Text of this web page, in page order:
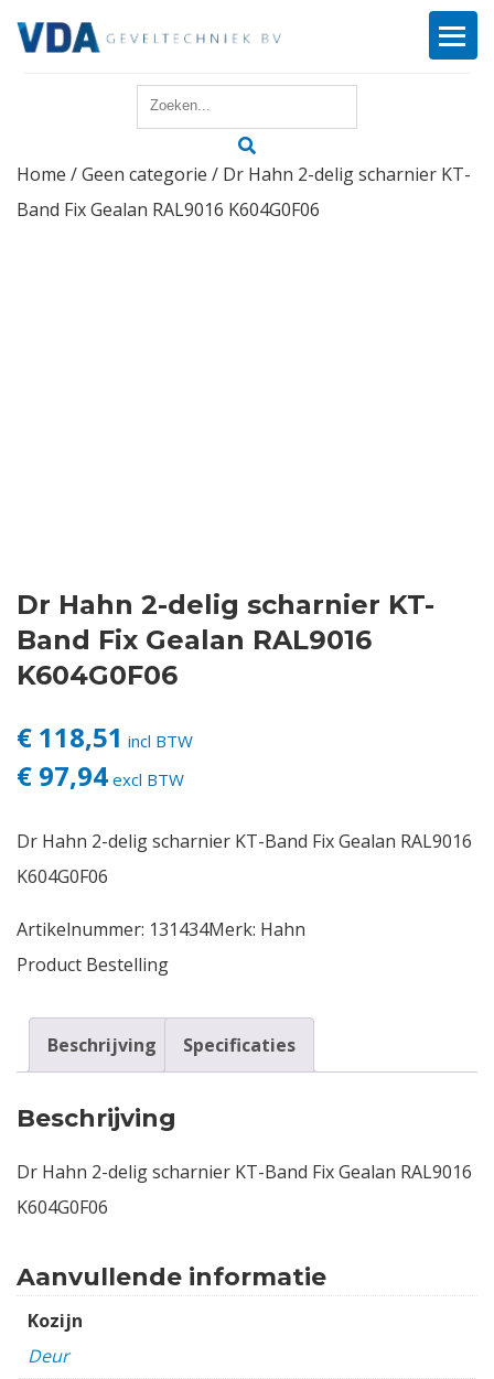
Reparatie
Login
Vacatures
Home /Geen categorie / Dr Hahn 2-delig scharnier KT-
Band Fix Gealan RAL9016 K604G0F06
Dr Hahn 2-delig scharnier KT-
Band Fix Gealan RAL9016
K604G0F06
€ 118,51 incl BTW
€ 97,94 excl BTW
Dr Hahn 2-delig scharnier KT-Band Fix Gealan RAL9016
K604G0F06
Artikelnummer: 131434Merk: Hahn
Product Bestelling
Beschrijving Specificaties
Beschrijving
Dr Hahn 2-delig scharnier KT-Band Fix Gealan RAL9016
K604G0F06
Aanvullende informatie
Kozijn
Deur